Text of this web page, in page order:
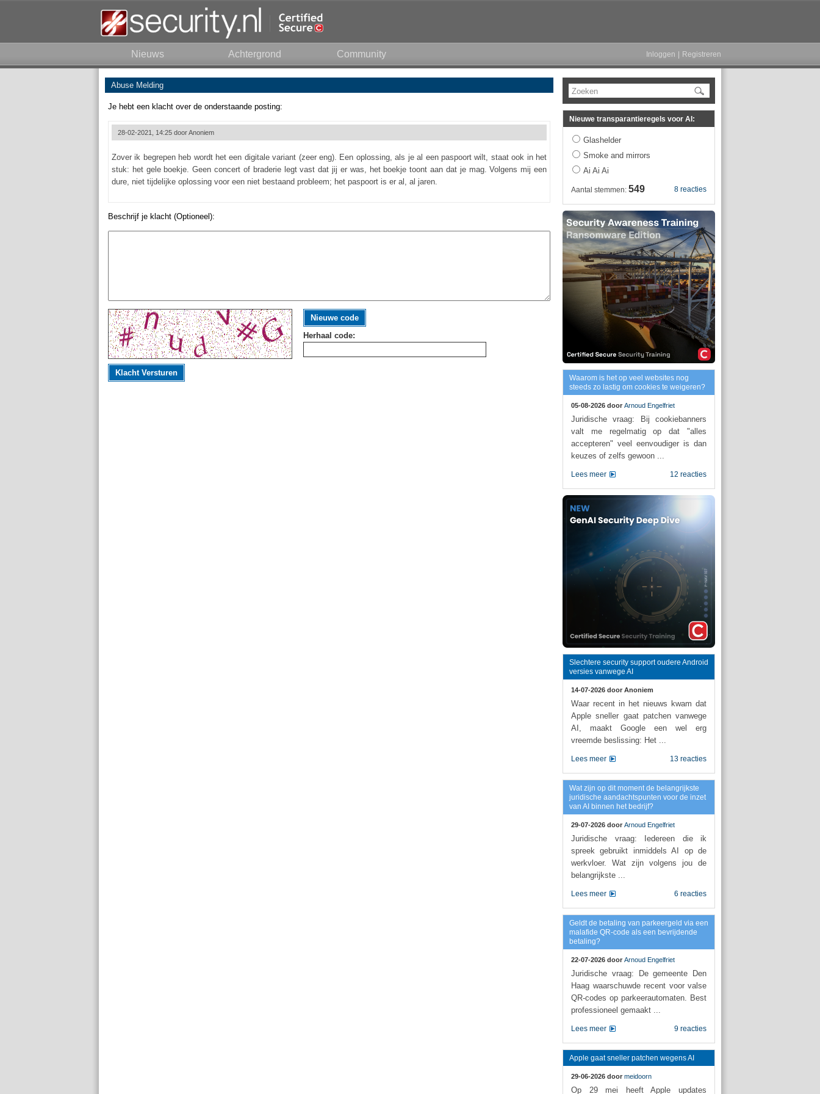
Nieuws Achtergrond Community Inloggen Registreren
Abuse Melding
Je hebt een klacht over de onderstaande posting:
28-02-2021, 14:25 doorAnoniem
Zover ik begrepen heb wordt het een digitale variant (zeer eng). Een oplossing, als je al een paspoort wilt, staat ook in het
stuk: het gele boekje. Geen concert of braderie legt vast dat jij er was, het boekje toont aan dat je mag. Volgens mij een
dure, niet tijdelijke oplossing voor een niet bestaand probleem; het paspoort is er al, al jaren.
Beschrijf je klacht (Optioneel):
Nieuwe code
Herhaal code:
Klacht Versturen
Zoeken
Nieuwe transparantieregels voor AI:
Glashelder
Smoke and mirrors
Ai Ai Ai
8 reacties
Aantal stemmen: 549
Waarom is het op veel websites nog
steeds zo lastig om cookies te weigeren?
05-08-2026 door Arnoud Engelfriet
Juridische vraag: Bij cookiebanners
valt me regelmatig op dat "alles
accepteren" veel eenvoudiger is dan
keuzes of zelfs gewoon ...
12 reacties
Lees meer
Slechtere security support oudere Android
versies vanwege AI
14-07-2026 door Anoniem
Waar recent in het nieuws kwam dat
Apple sneller gaat patchen vanwege
AI, maakt Google een wel erg
vreemde beslissing: Het ...
13 reacties
Lees meer
Wat zijn op dit moment de belangrijkste
juridische aandachtspunten voor de inzet
van AI binnen het bedrijf?
29-07-2026 door Arnoud Engelfriet
Juridische vraag: Iedereen die ik
spreek gebruikt inmiddels AI op de
werkvloer. Wat zijn volgens jou de
belangrijkste ...
6 reacties
Lees meer
Geldt de betaling van parkeergeld via een
malafide QR-code als een bevrijdende
betaling?
22-07-2026 door Arnoud Engelfriet
Juridische vraag: De gemeente Den
Haag waarschuwde recent voor valse
QR-codes op parkeerautomaten. Best
professioneel gemaakt ...
9 reacties
Lees meer
Apple gaat sneller patchen wegens AI
29-06-2026 door meidoorn
Op 29 mei heeft Apple updates